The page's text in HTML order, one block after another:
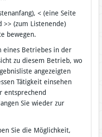
< (eine Seite
>> (zum Listenende)
bewegen.
eines Betriebes in der
zu diesem Betrieb, wo
angezeigten
Tätigkeit einsehen
entsprechend
Sie wieder zur
Sie die Möglichkeit,